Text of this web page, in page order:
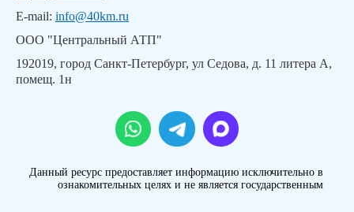
E-mail: info@40km.ru
ООО "Центральный АТП"
192019, город Санкт-Петербург, ул Седова, д. 11 литера А,
помещ. 1н
Данный ресурс предоставляет информацию исключительно в
ознакомительных целях и не является государственным